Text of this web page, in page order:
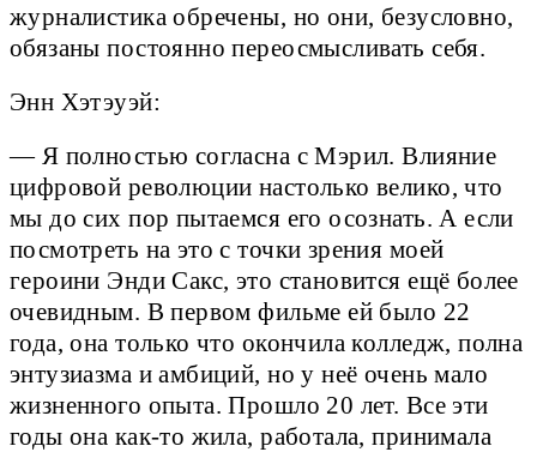
журналистика обречены, но они, безусловно,
обязаны постоянно переосмысливать себя.
Энн Хэтэуэй:
— Я полностью согласна с Мэрил. Влияние
цифровой революции настолько велико, что
мы до сих пор пытаемся его осознать. А если
посмотреть на это с точки зрения моей
героини Энди Сакс, это становится ещё более
очевидным. В первом фильме ей было 22
года, она только что окончила колледж, полна
энтузиазма и амбиций, но у неё очень мало
жизненного опыта. Прошло 20 лет. Все эти
годы она как-то жила, работала, принимала